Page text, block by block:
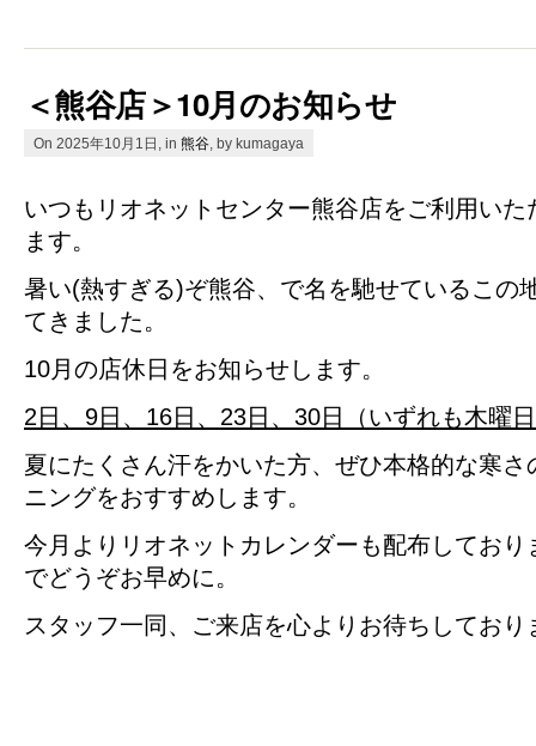
＜熊谷店＞10月のお知らせ
On 2025年10月1日, in 熊谷 , by kumagaya
いつもリオネットセンター熊谷店をご利用い
ます。
暑い(熱すぎる)ぞ熊谷、で名を馳せているこの
てきました。
10月の店休日をお知らせします。
2日、9日、16日、23日、30日（いずれも木曜
夏にたくさん汗をかいた方、ぜひ本格的な寒
ニングをおすすめします。
今月よりリオネットカレンダーも配布してお
でどうぞお早めに。
スタッフ一同、ご来店を心よりお待ちしており